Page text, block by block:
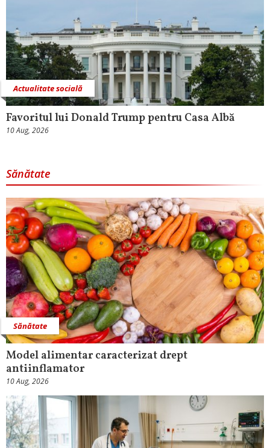
Actualitate socială
Favoritul lui Donald Trump pentru Casa Albă
10 Aug, 2026
Sănătate
Sănătate
Model alimentar caracterizat drept
antiinflamator
10 Aug, 2026